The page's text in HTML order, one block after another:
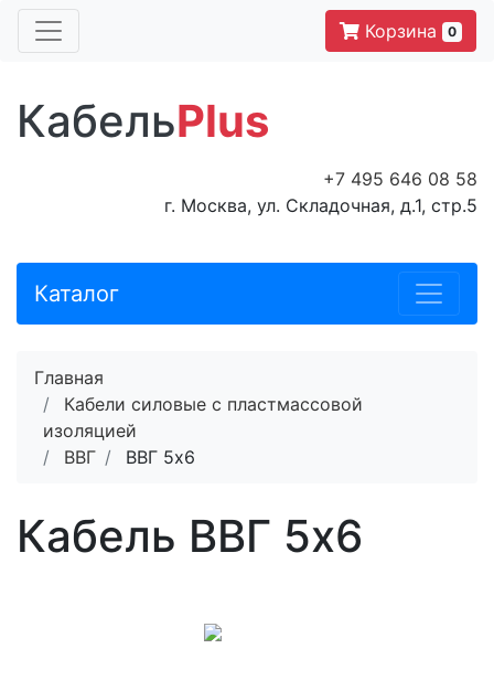
Корзина 0
КабельPlus
+7 495 646 08 58
г. Москва, ул. Складочная, д.1, стр.5
Каталог
Главная
Кабели силовые с пластмассовой
изоляцией
ВВГ
ВВГ 5x6
Кабель ВВГ 5x6